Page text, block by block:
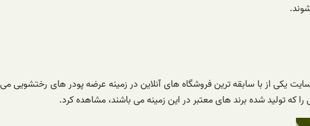
یکی‌ از با سابقه ترین‌ فروشگاه های آنلاین در زمینه عرضه پودر های رختشویی می
تولید شده برند های معتبر در این زمینه می باشند، مشاهده کرد.